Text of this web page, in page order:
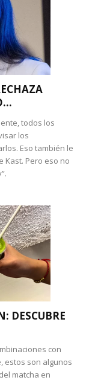
todos los
los
Eso también le
Kast. Pero eso no
DESCUBRE
con
estos son algunos
matcha en